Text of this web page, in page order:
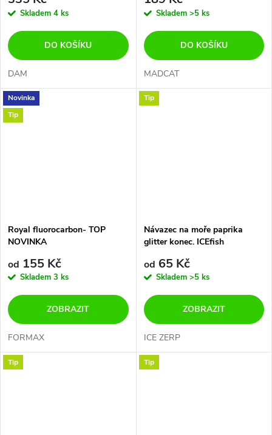
Skladem 4 ks
DO KOŠÍKU
DAM
Skladem >5 ks
DO KOŠÍKU
MADCAT
Novinka
Tip
Royal fluorocarbon- TOP
NOVINKA
od 155 Kč
Skladem 3 ks
ZOBRAZIT
FORMAX
Tip
Návazec na moře paprika
glitter konec. ICEfish
od 65 Kč
Skladem >5 ks
ZOBRAZIT
ICE ZERP
Tip Tip